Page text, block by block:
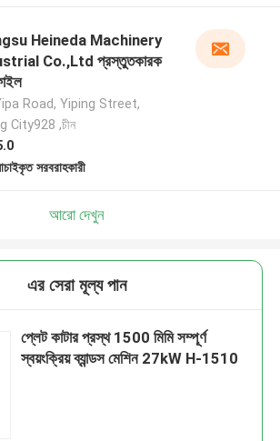
Heineda Machinery
Co.,Ltd প্রস্তুতকারক
Road, Yiping Street,
City928 ,চীন
সরবরাহকারী
আরো দেখুন
এর সেরা মূল্য পান
প্লেট কাটার প্রস্থ 1500 মিমি সম্পূর্ণ
স্বয়ংক্রিয় ব্যান্ডস মেশিন 27kW H-1510